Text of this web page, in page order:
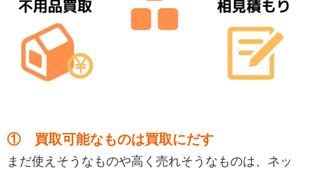
① 買取可能なものは買取にだす
まだ使えそうなものや高く売れそうなものは、ネッ